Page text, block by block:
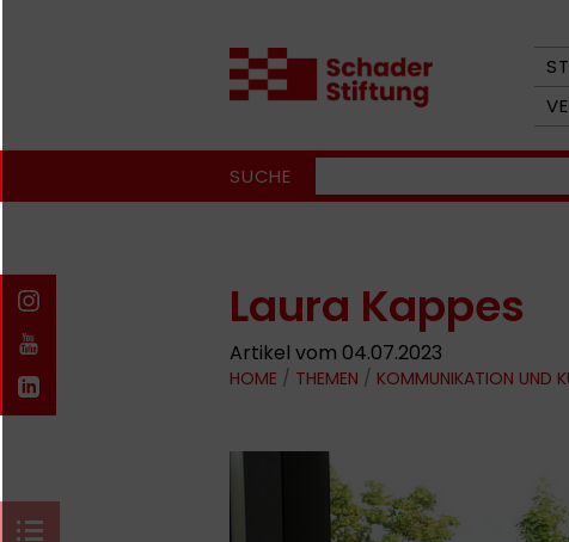
SUCHE
Laura Kappes
Artikel vom 04.07.2023
HOME / THEMEN / KOMMUNIKATION UND